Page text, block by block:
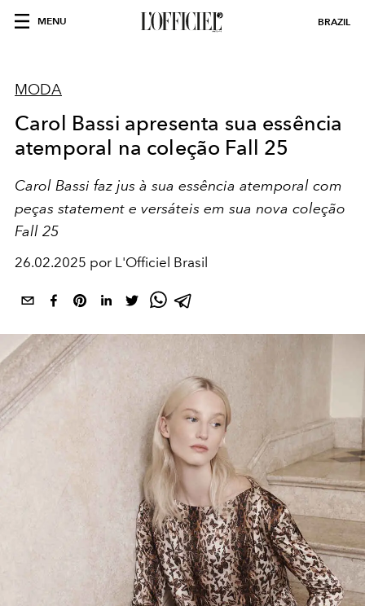
MENU BRAZIL
MODA
Carol Bassi apresenta sua essência
atemporal na coleção Fall 25
Carol Bassi faz jus à sua essência atemporal com
peças statement e versáteis em sua nova coleção
Fall 25
26.02.2025 por L'Officiel Brasil